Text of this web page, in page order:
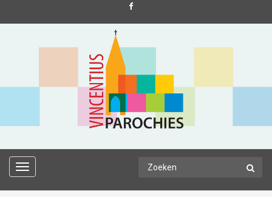
TOGGLE